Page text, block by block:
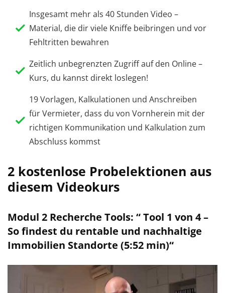
Insgesamt mehr als 40 Stunden Video –
Material, die dir viele Kniffe beibringen und vor
Fehltritten bewahren
Zeitlich unbegrenzten Zugriff auf den Online –
Kurs, du kannst direkt loslegen!
19 Vorlagen, Kalkulationen und Anschreiben
für Vermieter, dass du von Vornherein mit der
richtigen Kommunikation und Kalkulation zum
Abschluss kommst
2 kostenlose Probelektionen aus
diesem Videokurs
Modul 2 Recherche Tools: “ Tool 1 von 4 –
So findest du rentable und nachhaltige
Immobilien Standorte (5:52 min)“